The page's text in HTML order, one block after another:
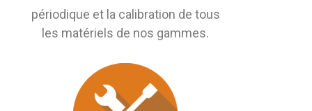
périodique et la calibration de tous
les matériels de nos gammes.